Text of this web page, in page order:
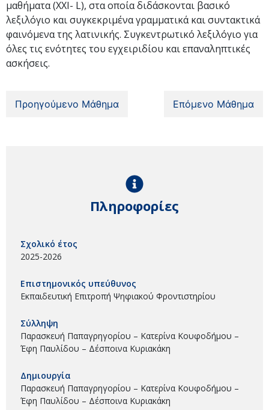
μαθήματα (XXI- L), στα οποία διδάσκονται βασικό
λεξιλόγιο και συγκεκριμένα γραμματικά και συντακτικά
φαινόμενα της λατινικής. Συγκεντρωτικό λεξιλόγιο για
όλες τις ενότητες του εγχειριδίου και επαναληπτικές
ασκήσεις.
Προηγούμενο Μάθημα Επόμενο Μάθημα
Πληροφορίες
Σχολικό έτος
2025-2026
Επιστημονικός υπεύθυνος
Εκπαιδευτική Επιτροπή Ψηφιακού Φροντιστηρίου
Σύλληψη
Παρασκευή Παπαγρηγορίου – Κατερίνα Κουφοδήμου –
Έφη Παυλίδου – Δέσποινα Κυριακάκη
Δημιουργία
Παρασκευή Παπαγρηγορίου – Κατερίνα Κουφοδήμου –
Έφη Παυλίδου – Δέσποινα Κυριακάκη